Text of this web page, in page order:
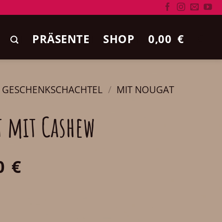
PRÄSENTE SHOP 0,00 €
/ MIT NOUGAT
Cashew
€